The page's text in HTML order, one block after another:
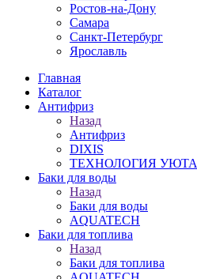
Ростов-на-Дону
Самара
Санкт-Петербург
Ярославль
Главная
Каталог
Антифриз
Назад
Антифриз
DIXIS
ТЕХНОЛОГИЯ УЮТА
Баки для воды
Назад
Баки для воды
AQUATECH
Баки для топлива
Назад
Баки для топлива